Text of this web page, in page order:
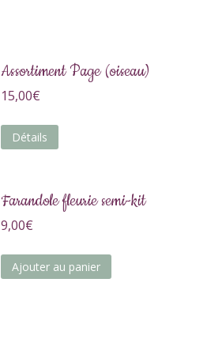
Assortiment Page (oiseau)
15,00€
Détails
Farandole fleurie semi-kit
9,00€
Ajouter au panier